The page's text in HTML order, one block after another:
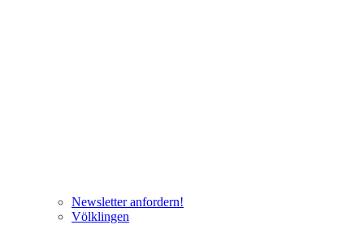
Newsletter anfordern!
Völklingen